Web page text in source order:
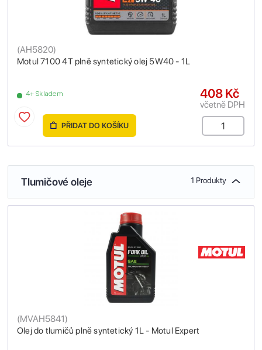
Motul 7100 4T plně syntetický olej 5W40 - 1L
(AH5820)
4+ Skladem 408 Kč
včetně DPH
PŘIDAT DO KOŠÍKU
Tlumičové oleje 1 Produkty
Olej do tlumičů plně syntetický 1L - Motul Expert
(MVAH5841)